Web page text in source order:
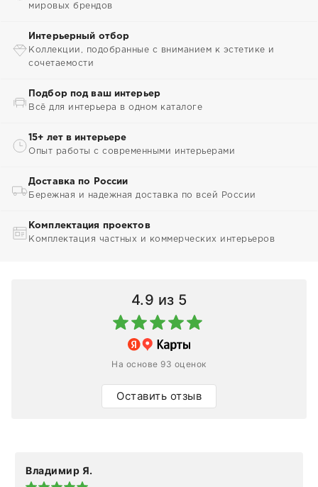
мировых брендов
Интерьерный отбор
Коллекции, подобранные с вниманием к эстетике и
сочетаемости
Подбор под ваш интерьер
Всё для интерьера в одном каталоге
15+ лет в интерьере
Опыт работы с современными интерьерами
Доставка по России
Бережная и надежная доставка по всей России
Комплектация проектов
Комплектация частных и коммерческих интерьеров
4.9 из 5
На основе 93 оценок
Оставить отзыв
Владимир Я.